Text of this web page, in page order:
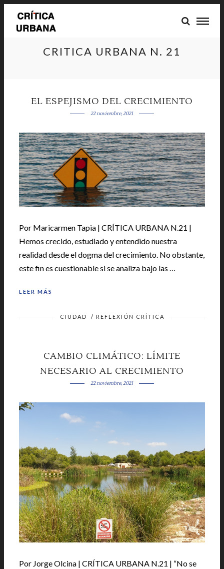
CRITICA URBANA N. 21
EL ESPEJISMO DEL CRECIMIENTO
22 noviembre, 2021
Por Maricarmen Tapia | CRÍTICA URBANA N.21 |
Hemos crecido, estudiado y entendido nuestra
realidad desde el dogma del crecimiento. No obstante,
este fin es cuestionable si se analiza bajo las …
LEER MÁS
CIUDAD / REFLEXIÓN CRÍTICA
CAMBIO CLIMÁTICO: LÍMITE
NECESARIO AL CRECIMIENTO
22 noviembre, 2021
Por Jorge Olcina | CRÍTICA URBANA N.21 | “No se